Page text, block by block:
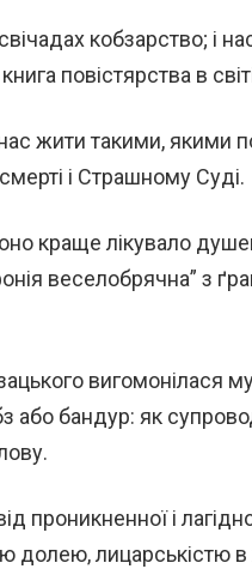
кобзарство; і
повістярства в
жити такими, якими
і Страшному Суді.
краще лікувало
веселобрячна” з
вигомонілася
або бандур: як
проникненної і
долею, лицарськістю в